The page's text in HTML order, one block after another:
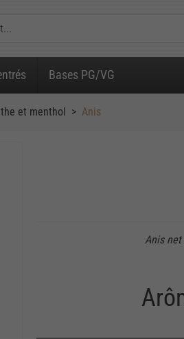
Bases PG/VG
et menthol Anis
Anis